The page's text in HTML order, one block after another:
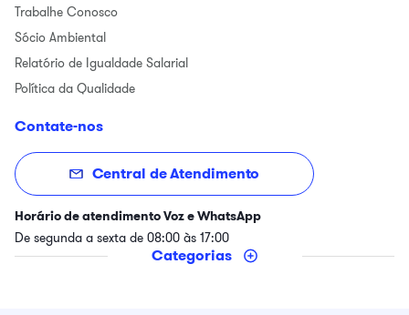
Trabalhe Conosco
Sócio Ambiental
Relatório de Igualdade Salarial
Política da Qualidade
Contate-nos
Central de Atendimento
Horário de atendimento Voz e WhatsApp
De segunda a sexta de 08:00 às 17:00
Categorias